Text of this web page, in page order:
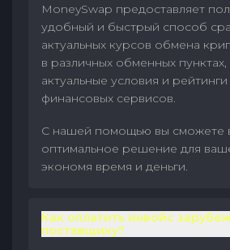
MoneySwap предоставляет
удобный и быстрый способ
актуальных курсов обмена
в различных обменных пунктах,
актуальные условия и
финансовых сервисов.
С нашей помощью вы сможете
оптимальное решение для
экономя время и деньги.
Как оплатить инвойс
поставщику?